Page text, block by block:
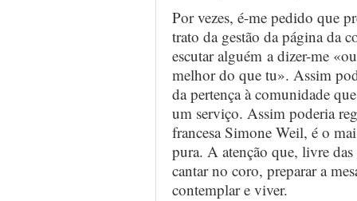
Por vezes, é-me pedido que
trato da gestão da página da
escutar alguém a dizer-me
melhor do que tu». Assim
da pertença à comunidade
um serviço. Assim poderia
francesa Simone Weil, é o
pura. A atenção que, livre
cantar no coro, preparar a
contemplar e viver.